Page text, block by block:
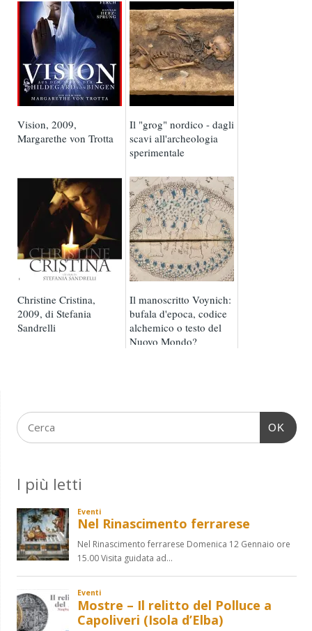
Vision, 2009,
Margarethe von Trotta
Il "grog" nordico - dagli
scavi all'archeologia
sperimentale
Christine Cristina,
2009, di Stefania
Sandrelli
Il manoscritto Voynich:
bufala d'epoca, codice
alchemico o testo del
Nuovo Mondo?
OK
I più letti